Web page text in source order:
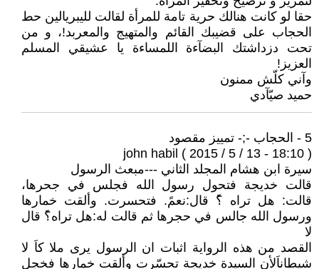
حقا لو كانت هنالك حرية تامة للمرأة لقالت لليبريالين حط
الحجاب على قضيبك القائم والمتهيج والمعربد!، و من
تحت دزداشتك البضآءة اللمساءة يا عشيقي المسلم
العزيز!
وآني كلّش ممنون
حميد صيّآدي
5 - الحجاب -;- تمييز مقصود
john habil ( 2015 / 5 / 13 - 18:10 )
سيرة ابن هشام المجلد الثاني ---مبعث الرسول
قالت خديجة فتحول رسول الله فجلس في جحرها،
قالت: هل تراه ؟ً قال:نعمً. فتحسرت. وألقت خمارها
ورسول الله جالس في حجرها ثم قالت له:هل تراه؟ً قال
لا
القصد من هذه الرواية اثبات ان الرسول يرى ملا كاَ لا
شيطاناَلأن السيدة خديجة تحسّرت وألقت خمارها فخجل